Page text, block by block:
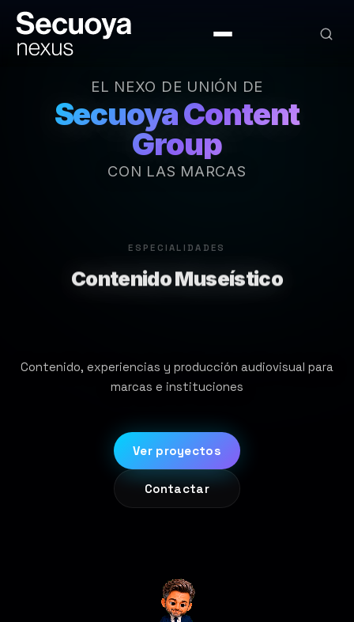
EL NEXO DE UNIÓN DE
Secuoya Content
Group
CON LAS MARCAS
ESPECIALIDADES
Interactivos
Contenido, experiencias y producción audiovisual para
marcas e instituciones
Ver proyectos
Contactar